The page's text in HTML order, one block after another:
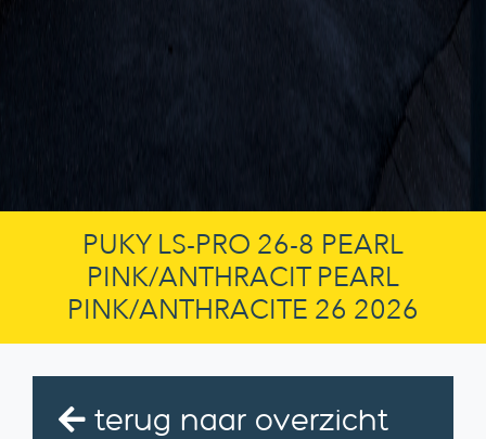
PUKY LS-PRO 26-8 PEARL
PINK/ANTHRACIT PEARL
PINK/ANTHRACITE 26 2026
terug naar overzicht